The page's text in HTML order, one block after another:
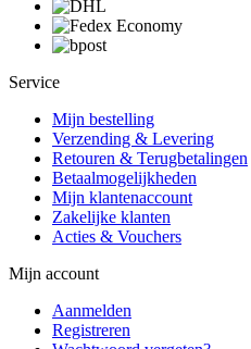
Service
Mijn bestelling
Verzending & Levering
Retouren & Terugbetalingen
Betaalmogelijkheden
Mijn klantenaccount
Zakelijke klanten
Acties & Vouchers
Mijn account
Aanmelden
Registreren